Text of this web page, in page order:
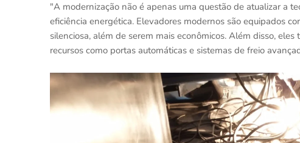
"A modernização não é apenas uma questão de atualizar a
eficiência energética. Elevadores modernos são equipados
silenciosa, além de serem mais econômicos. Além disso,
recursos como portas automáticas e sistemas de freio